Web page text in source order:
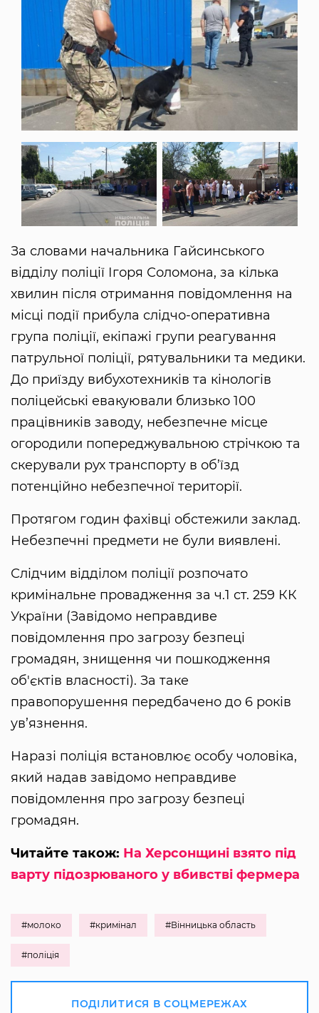
За словами начальника Гайсинського
відділу поліції Ігоря Соломона, за кілька
хвилин після отримання повідомлення на
місці події прибула слідчо-оперативна
група поліції, екіпажі групи реагування
патрульної поліції, рятувальники та медики.
До приїзду вибухотехників та кінологів
поліцейські евакуювали близько 100
працівників заводу, небезпечне місце
огородили попереджувальною стрічкою та
скерували рух транспорту в об’їзд
потенційно небезпечної території.
Протягом годин фахівці обстежили заклад.
Небезпечні предмети не були виявлені.
Слідчим відділом поліції розпочато
кримінальне провадження за ч.1 ст. 259 КК
України (Завідомо неправдиве
повідомлення про загрозу безпеці
громадян, знищення чи пошкодження
об'єктів власності). За таке
правопорушення передбачено до 6 років
ув’язнення.
Наразі поліція встановлює особу чоловіка,
який надав завідомо неправдиве
повідомлення про загрозу безпеці
громадян.
Читайте також: На Херсонщині взято під
варту підозрюваного у вбивстві фермера
#молоко #кримінал #Вінницька область
#поліція
ПОДІЛИТИСЯ В СОЦМЕРЕЖАХ